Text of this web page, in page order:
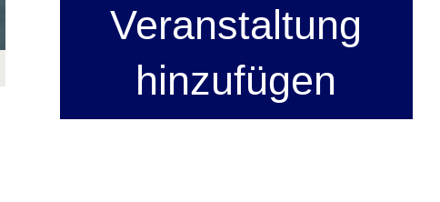
Veranstaltung
hinzufügen